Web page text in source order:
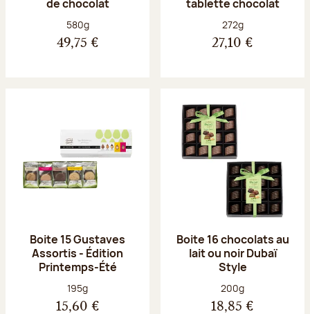
de chocolat
Poids net :
580g
49,75 €
tablette chocolat
Poids net :
272g
27,10 €
Boite 15 Gustaves
Assortis - Édition
Printemps-Été
Poids net :
195g
15,60 €
Boite 16 chocolats au
lait ou noir Dubaï
Style
Poids net :
200g
18,85 €